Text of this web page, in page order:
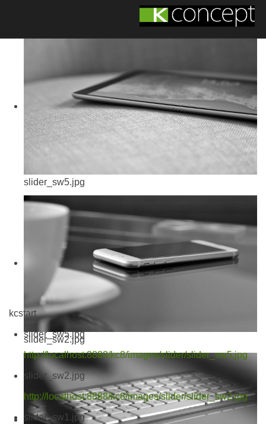
slider_sw5.jpg
slider_sw2.jpg
kcstart
slider_sw5.jpg
http://localhost:8888/kc8/images/slider/slider_sw5.jpg
slider_sw2.jpg
http://localhost:8888/kc8/images/slider/slider_sw2.jpg
slider_sw1.jpg